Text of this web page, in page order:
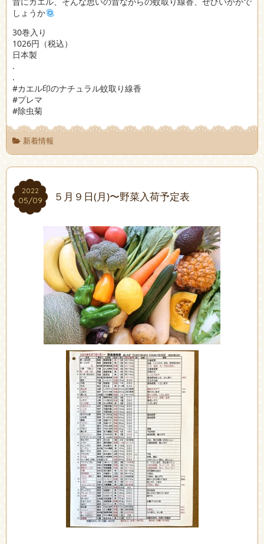
しょうか
30巻入り
1026円（税込）
日本製
.
.
#カエル印のナチュラル蚊取り線香
#プレマ
#除虫菊
新着情報
2022
05/09
2022
05/09 ５月９日(月)〜野菜入荷予定表